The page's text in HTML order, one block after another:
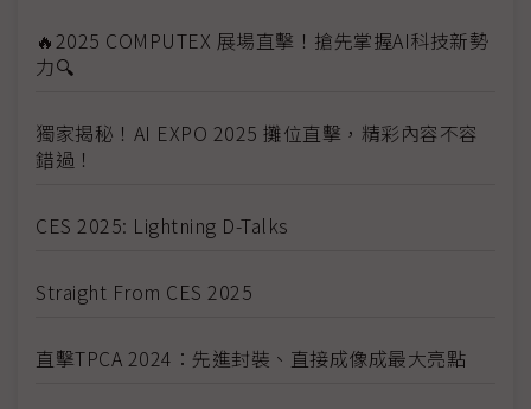
🔥2025 COMPUTEX 展場直擊！搶先掌握AI科技新勢
力🔍
獨家揭秘！AI EXPO 2025 攤位直擊，精彩內容不容
錯過！
CES 2025: Lightning D-Talks
Straight From CES 2025
直擊TPCA 2024：先進封裝、直接成像成最大亮點